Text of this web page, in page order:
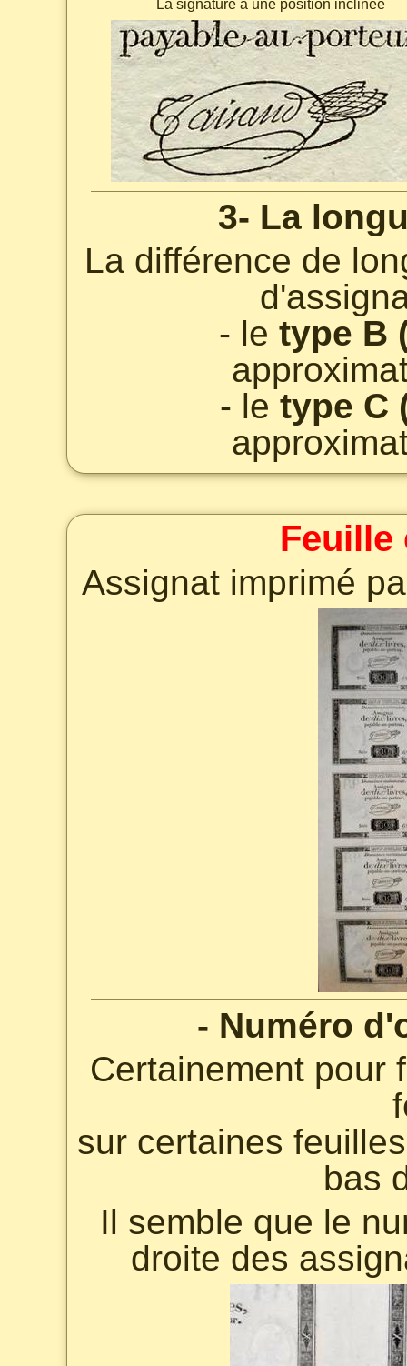
La signature a une position inclinée
3- La
La différence de
- le type B
- le type C
Feuille
Assignat imprimé
- Numéro
Certainement pour
sur certaines
bas
Il semble que le
droite des